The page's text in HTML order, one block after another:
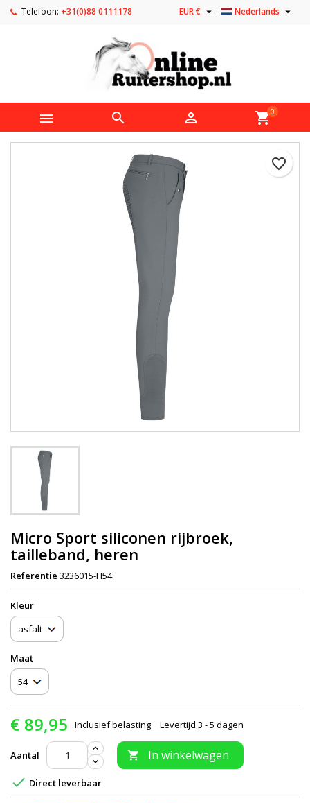
Telefoon: +31(0)88 0111178 Nederlands 
EUR € 
   shopping_cart0
favorite_border
Micro Sport siliconen rijbroek,
tailleband, heren
Referentie 3236015-H54
Kleur
Maat
€ 89,95 Inclusief belasting Levertijd 3 - 5 dagen
Aantal  In winkelwagen
 Direct leverbaar